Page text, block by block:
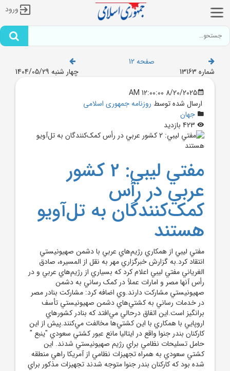
ورود
صفحه 12
شماره 13163
چهار شنبه 1404/05/29
8/20/2025 12:00:00 AM
ارسال شده توسط روزنامه جمهوری اسلامی
جهان
مفتي ليبي: 2 کشور
عربي در رأس
کمک‌کنندگان به تل‌آويو
هستند
مفتي ليبي از همکاري رژيم‌هاي عربي با دشمن صهيونيستي
انتقاد کرد.به گزارش خبرگزاري مهر به نقل از المسيره، صادق
الغرياني مفتي ليبي اعلام کرد که بسياري از رژيم‌هاي عربي و در
رأس آنها مصر و امارات عملاً در کمک رساني به دشمن
صهيونيستي مشارکت دارند.وي اضافه کرد: مشارکت بنادر مصر
در خدمات رساني به کشتي‌هاي دشمن صهيونيستي تأسف
برانگيز است.اين اتفاق درحالي مي‌افتد که بنادر کشورهاي
اروپايي با همکاري با اين کشتي‌ها مخالفت مي‌کنند.پيش از اين
کارکنان بندر جنوا واقع در ايتاليا مانع عبور کشتي سعودي "ينبع "
حامل تسليحات نظامي براي رژيم صهيونيستي شدند. اين
کشتي سعودي به همراه تجهيزات نظامي از آمريکا راهي منطقه
شده بود که کارکنان بندر جنوا متوجه شدند تجهيزات مذکور براي